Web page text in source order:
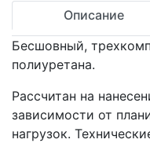
Описание
Бесшовный,
полиуретана.
Рассчитан на
зависимости от
нагрузок.